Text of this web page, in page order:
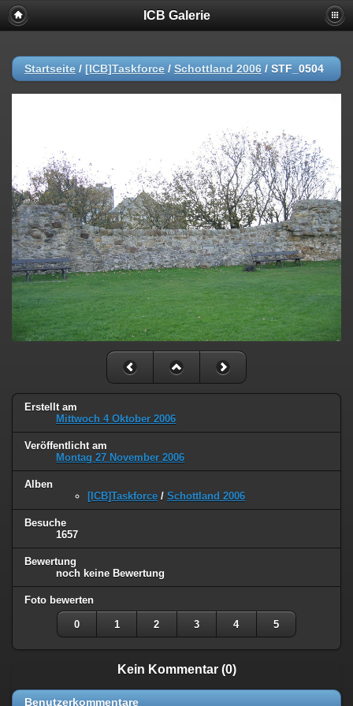
ICB Galerie
Startseite / [ICB]Taskforce / Schottland 2006 / STF_0504
Erstellt am
Mittwoch 4 Oktober 2006
Veröffentlicht am
Montag 27 November 2006
Alben
[ICB]Taskforce / Schottland 2006
Besuche
1657
Bewertung
noch keine Bewertung
Foto bewerten
0 1 2 3 4 5
Kein Kommentar (0)
Benutzerkommentare